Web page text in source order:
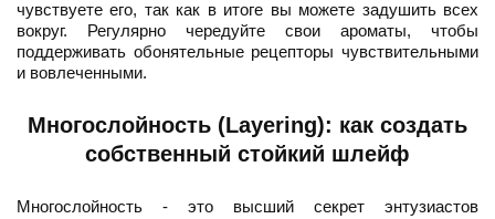
чувствуете его, так как в итоге вы можете задушить всех
вокруг. Регулярно чередуйте свои ароматы, чтобы
поддерживать обонятельные рецепторы чувствительными
и вовлеченными.
Многослойность (Layering): как создать
собственный стойкий шлейф
Многослойность - это высший секрет энтузиастов